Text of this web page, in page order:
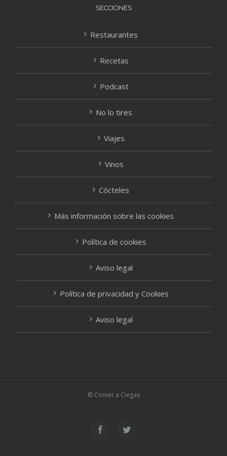
SECCIONES
Restaurantes
Recetas
Podcast
No lo tires
Viajes
Vinos
Cócteles
Más información sobre las cookies
Política de cookies
Aviso legal
Política de privacidad y Cookies
Aviso legal
© Comer a Ciegas
FacebookTwitter